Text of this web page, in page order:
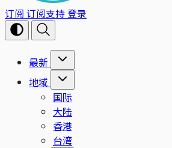
订阅 订阅支持登录
最新
地域
国际
大陆
香港
台湾